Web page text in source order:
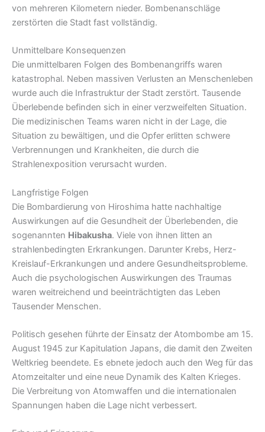
von mehreren Kilometern nieder. Bombenanschläge
zerstörten die Stadt fast vollständig.
Unmittelbare Konsequenzen
Die unmittelbaren Folgen des Bombenangriffs waren
katastrophal. Neben massiven Verlusten an Menschenleben
wurde auch die Infrastruktur der Stadt zerstört. Tausende
Überlebende befinden sich in einer verzweifelten Situation.
Die medizinischen Teams waren nicht in der Lage, die
Situation zu bewältigen, und die Opfer erlitten schwere
Verbrennungen und Krankheiten, die durch die
Strahlenexposition verursacht wurden.
Langfristige Folgen
Die Bombardierung von Hiroshima hatte nachhaltige
Auswirkungen auf die Gesundheit der Überlebenden, die
sogenannten Hibakusha. Viele von ihnen litten an
strahlenbedingten Erkrankungen. Darunter Krebs, Herz-
Kreislauf-Erkrankungen und andere Gesundheitsprobleme.
Auch die psychologischen Auswirkungen des Traumas
waren weitreichend und beeinträchtigten das Leben
Tausender Menschen.
Politisch gesehen führte der Einsatz der Atombombe am 15.
August 1945 zur Kapitulation Japans, die damit den Zweiten
Weltkrieg beendete. Es ebnete jedoch auch den Weg für das
Atomzeitalter und eine neue Dynamik des Kalten Krieges.
Die Verbreitung von Atomwaffen und die internationalen
Spannungen haben die Lage nicht verbessert.